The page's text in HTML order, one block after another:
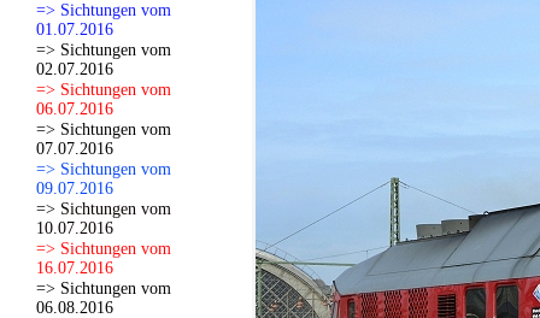
=> Sichtungen vom
01.07.2016
=> Sichtungen vom
02.07.2016
=> Sichtungen vom
06.07.2016
=> Sichtungen vom
07.07.2016
=> Sichtungen vom
09.07.2016
=> Sichtungen vom
10.07.2016
=> Sichtungen vom
16.07.2016
=> Sichtungen vom
06.08.2016